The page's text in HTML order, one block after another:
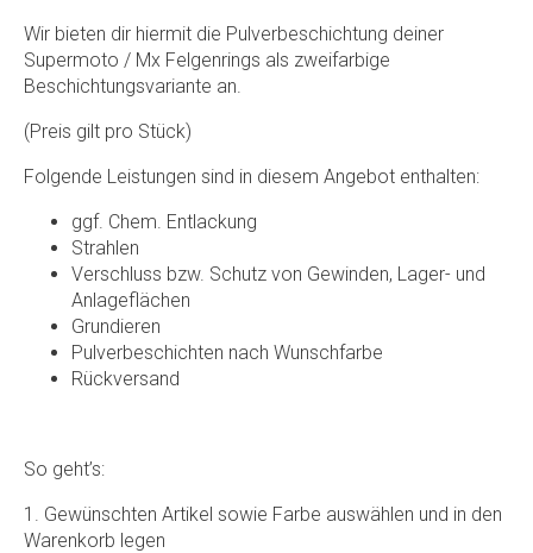
€144,00
Wir bieten dir hiermit die Pulverbeschichtung deiner
Supermoto / Mx Felgenrings als zweifarbige
Beschichtungsvariante an.
(Preis gilt pro Stück)
Folgende Leistungen sind in diesem Angebot enthalten:
ggf. Chem. Entlackung
Strahlen
Verschluss bzw. Schutz von Gewinden, Lager- und
Anlageflächen
Grundieren
Pulverbeschichten nach Wunschfarbe
Rückversand
So geht’s:
1. Gewünschten Artikel sowie Farbe auswählen und in den
Warenkorb legen